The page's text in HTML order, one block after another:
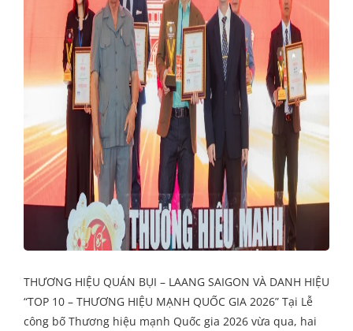
THƯƠNG HIỆU QUÁN BỤI – LAANG SAIGON VÀ DANH HIỆU
“TOP 10 – THƯƠNG HIỆU MẠNH QUỐC GIA 2026” Tại Lễ
công bố Thương hiệu mạnh Quốc gia 2026 vừa qua, hai